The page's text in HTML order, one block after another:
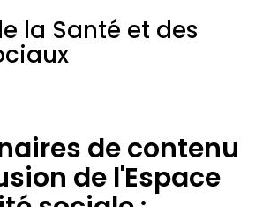
la Santé et des
de contenu
de l'Espace